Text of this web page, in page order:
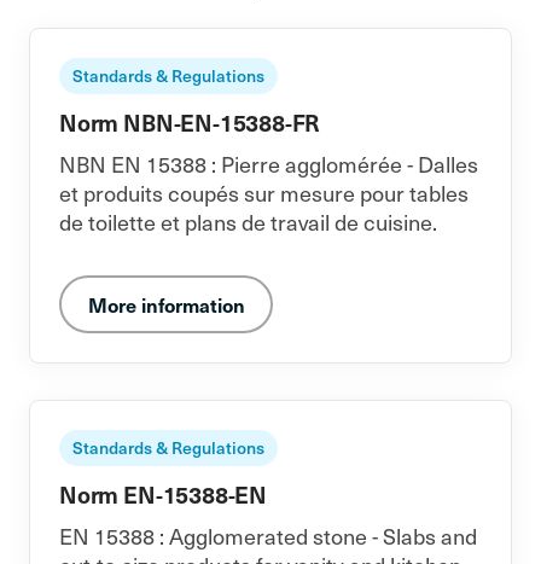
Standards & Regulations
Norm NBN-EN-15388-FR
NBN EN 15388 : Pierre agglomérée - Dalles
et produits coupés sur mesure pour tables
de toilette et plans de travail de cuisine.
More information
Standards & Regulations
Norm EN-15388-EN
EN 15388 : Agglomerated stone - Slabs and